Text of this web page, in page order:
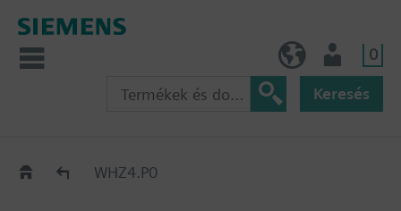
0
Keresés
Régi-Új Kiváltási segédlet
WHZ4.P0